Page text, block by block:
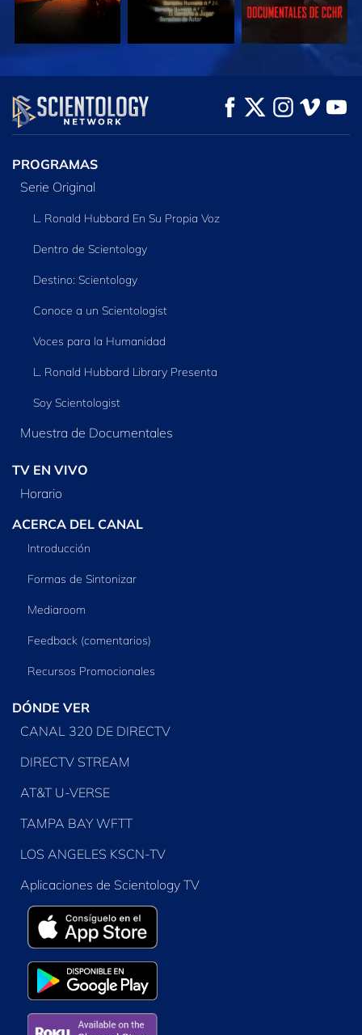
VE
EXPLORA LAS
SERIES
PROGRAMAS
Serie Original
L. Ronald Hubbard En Su Propia Voz
Dentro de Scientology
Destino: Scientology
Conoce a un Scientologist
Voces para la Humanidad
L. Ronald Hubbard Library Presenta
Soy Scientologist
Muestra de Documentales
TV EN VIVO
Horario
ACERCA DEL CANAL
Introducción
Formas de Sintonizar
Mediaroom
Feedback (comentarios)
Recursos Promocionales
DÓNDE VER
CANAL 320 DE DIRECTV
DIRECTV STREAM
AT&T U-VERSE
TAMPA BAY WFTT
LOS ANGELES KSCN-TV
Aplicaciones de Scientology TV